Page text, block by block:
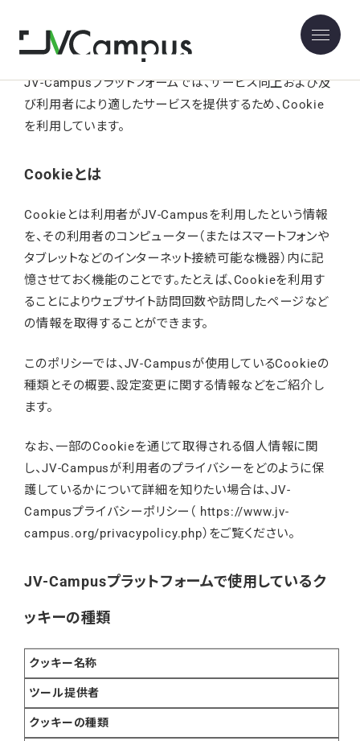
Cookieの利用について
JV-Campusプラットフォームでは、サービス向上および及
び利用者により適したサービスを提供するため、Cookie
を利用しています。
Cookieとは
Cookieとは利用者がJV-Campusを利用したという情報
を、その利用者のコンピューター（またはスマートフォンや
タブレットなどのインターネット接続可能な機器）内に記
憶させておく機能のことです。たとえば、Cookieを利用す
ることによりウェブサイト訪問回数や訪問したページなど
の情報を取得することができます。
このポリシーでは、JV-Campusが使用しているCookieの
種類とその概要、設定変更に関する情報などをご紹介し
ます。
なお、一部のCookieを通じて取得される個人情報に関
し、JV-Campusが利用者のプライバシーをどのように保
護しているかについて詳細を知りたい場合は、JV-
Campusプライバシーポリシー（ https://www.jv-
campus.org/privacypolicy.php）をご覧ください。
JV-Campusプラットフォームで使用しているク
ッキーの種類
クッキー名称
ツール提供者
クッキーの種類